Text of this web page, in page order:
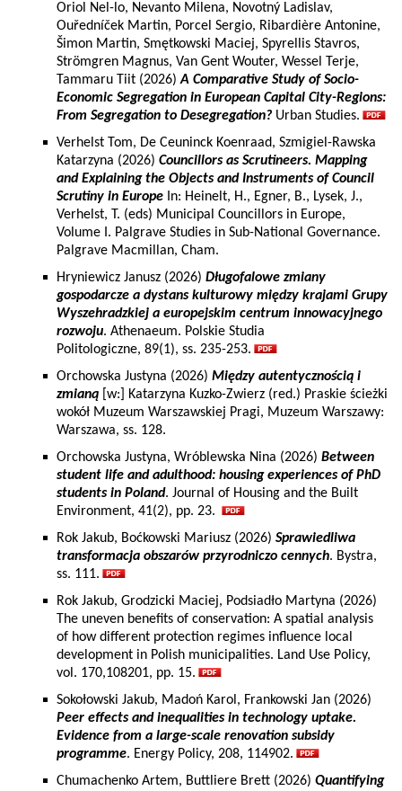
Oriol Nel-lo, Nevanto Milena, Novotný Ladislav,
Ouředníček Martin, Porcel Sergio, Ribardière Antonine,
Šimon Martin, Smętkowski Maciej, Spyrellis Stavros,
Strömgren Magnus, Van Gent Wouter, Wessel Terje,
Tammaru Tiit (2026)A Comparative Study of Socio-
Economic Segregation in European Capital City-Regions:
From Segregation to Desegregation? Urban Studies.
Verhelst Tom, De Ceuninck Koenraad, Szmigiel-Rawska
Katarzyna (2026) Councillors as Scrutineers. Mapping
and Explaining the Objects and Instruments of Council
Scrutiny in Europe In: Heinelt, H., Egner, B., Lysek, J.,
Verhelst, T. (eds) Municipal Councillors in Europe,
Volume I. Palgrave Studies in Sub-National Governance.
Palgrave Macmillan, Cham.
Hryniewicz Janusz (2026) Długofalowe zmiany
gospodarcze a dystans kulturowy między krajami Grupy
Wyszehradzkiej a europejskim centrum innowacyjnego
rozwoju. Athenaeum. Polskie Studia
Politologiczne, 89(1), ss. 235-253.
Orchowska Justyna (2026) Między autentycznością i
zmianą [w:] Katarzyna Kuzko-Zwierz (red.) Praskie ścieżki
wokół Muzeum Warszawskiej Pragi, Muzeum Warszawy:
Warszawa, ss. 128.
Orchowska Justyna, Wróblewska Nina (2026) Between
student life and adulthood: housing experiences of PhD
students in Poland. Journal of Housing and the Built
Environment, 41(2), pp. 23.
Rok Jakub, Boćkowski Mariusz (2026) Sprawiedliwa
transformacja obszarów przyrodniczo cennych. Bystra,
ss. 111.
Rok Jakub, Grodzicki Maciej, Podsiadło Martyna (2026)
The uneven benefits of conservation: A spatial analysis
of how different protection regimes influence local
development in Polish municipalities. Land Use Policy,
vol. 170,108201, pp. 15.
Sokołowski Jakub, Madoń Karol, Frankowski Jan (2026)
Peer effects and inequalities in technology uptake.
Evidence from a large-scale renovation subsidy
programme. Energy Policy, 208, 114902.
Chumachenko Artem, Buttliere Brett (2026) Quantifying